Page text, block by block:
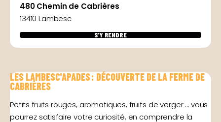
480 Chemin de Cabrières
13410 Lambesc
S'Y RENDRE
LES LAMBESC'APADES : DÉCOUVERTE DE LA FERME DE
CABRIÈRES
Petits fruits rouges, aromatiques, fruits de verger … vous
pourrez satisfaire votre curiosité, en comprendre la